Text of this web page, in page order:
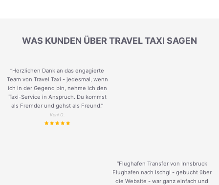
WAS KUNDEN ÜBER TRAVEL TAXI SAGEN
“Herzlichen Dank an das engagierte
Team von Travel Taxi - jedesmal, wenn
ich in der Gegend bin, nehme ich den
Taxi-Service in Anspruch. Du kommst
als Fremder und gehst als Freund.”
Keni G.
“Flughafen Transfer von Innsbruck
Flughafen nach Ischgl - gebucht über
die Website - war ganz einfach und